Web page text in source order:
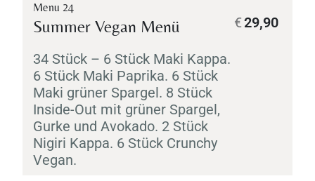
Menu 24
Summer Vegan Menü
34 Stück – 6 Stück Maki Kappa.
6 Stück Maki Paprika. 6 Stück
Maki grüner Spargel. 8 Stück
Inside-Out mit grüner Spargel,
Gurke und Avokado. 2 Stück
Nigiri Kappa. 6 Stück Crunchy
Vegan.
29,90
€